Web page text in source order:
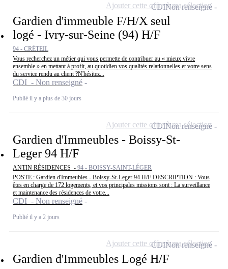
Gardien d'immeuble F/H/X seul
logé - Ivry-sur-Seine (94) H/F
94 - CRÉTEIL
Vous recherchez un métier qui vous permette de contribuer au « mieux vivre
ensemble » en mettant à profit, au quotidien vos qualités relationnelles et votre sens
du service rendu au client ?N'hésitez...
CDI - Non renseigné
Publié il y a plus de 30 jours
CDINon renseigné
Ajouter cette offre à ma sélection
Gardien d'Immeubles - Boissy-St-
Leger 94 H/F
ANTIN RÉSIDENCES - 94 - BOISSY-SAINT-LÉGER
POSTE : Gardien d'Immeubles - Boissy-St-Leger 94 H/F DESCRIPTION : Vous
êtes en charge de 172 logements, et vos principales missions sont : La surveillance
et maintenance des résidences de votre...
CDI - Non renseigné
Publié il y a 2 jours
CDINon renseigné
Ajouter cette offre à ma sélection
Gardien d'Immeubles Logé H/F
CDINon renseigné
Ajouter cette offre à ma sélection